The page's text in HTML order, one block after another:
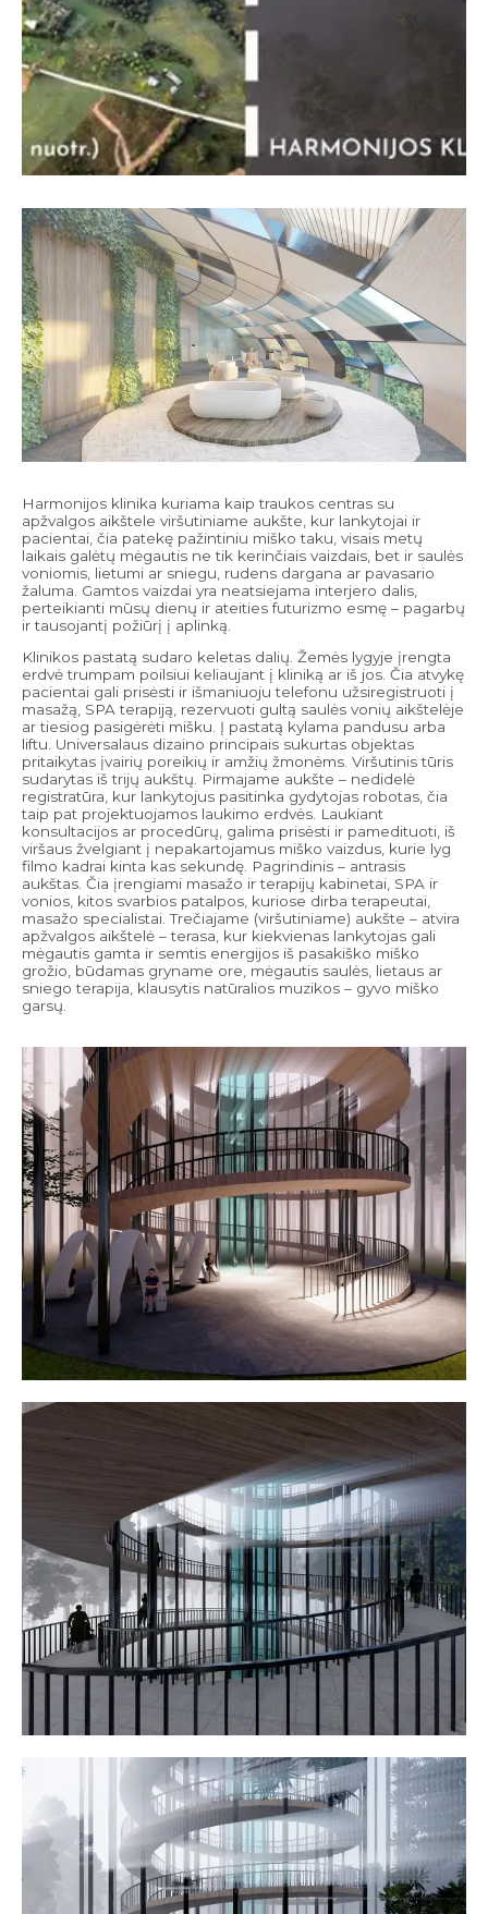
Harmonijos klinika kuriama kaip traukos centras su
apžvalgos aikštele viršutiniame aukšte, kur lankytojai ir
pacientai, čia patekę pažintiniu miško taku, visais metų
laikais galėtų mėgautis ne tik kerinčiais vaizdais, bet ir saulės
voniomis, lietumi ar sniegu, rudens dargana ar pavasario
žaluma. Gamtos vaizdai yra neatsiejama interjero dalis,
perteikianti mūsų dienų ir ateities futurizmo esmę – pagarbų
ir tausojantį požiūrį į aplinką.
Klinikos pastatą sudaro keletas dalių. Žemės lygyje įrengta
erdvė trumpam poilsiui keliaujant į kliniką ar iš jos. Čia atvykę
pacientai gali prisėsti ir išmaniuoju telefonu užsiregistruoti į
masažą, SPA terapiją, rezervuoti gultą saulės vonių aikštelėje
ar tiesiog pasigėrėti mišku. Į pastatą kylama pandusu arba
liftu. Universalaus dizaino principais sukurtas objektas
pritaikytas įvairių poreikių ir amžių žmonėms. Viršutinis tūris
sudarytas iš trijų aukštų. Pirmajame aukšte – nedidelė
registratūra, kur lankytojus pasitinka gydytojas robotas, čia
taip pat projektuojamos laukimo erdvės. Laukiant
konsultacijos ar procedūrų, galima prisėsti ir pamedituoti, iš
viršaus žvelgiant į nepakartojamus miško vaizdus, kurie lyg
filmo kadrai kinta kas sekundę. Pagrindinis – antrasis
aukštas. Čia įrengiami masažo ir terapijų kabinetai, SPA ir
vonios, kitos svarbios patalpos, kuriose dirba terapeutai,
masažo specialistai. Trečiajame (viršutiniame) aukšte – atvira
apžvalgos aikštelė – terasa, kur kiekvienas lankytojas gali
mėgautis gamta ir semtis energijos iš pasakiško miško
grožio, būdamas gryname ore, mėgautis saulės, lietaus ar
sniego terapija, klausytis natūralios muzikos – gyvo miško
garsų.